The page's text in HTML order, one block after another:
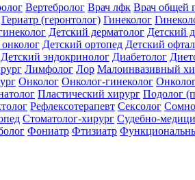
Вертебролог Врач лфк Врач общей
Гериатр (геронтолог) Гинеколог
Детский дерматолог Детский
Детский ортопед Детский
Детский эндокринолог Диабетолог
Лимфолог Лор Малоинвазивный
Онколог Онколог-гинеколог
Пластический хирург Подолог
Рефлексотерапевт Сексолог
Стоматолог-хирург Судебно-
Фониатр Фтизиатр